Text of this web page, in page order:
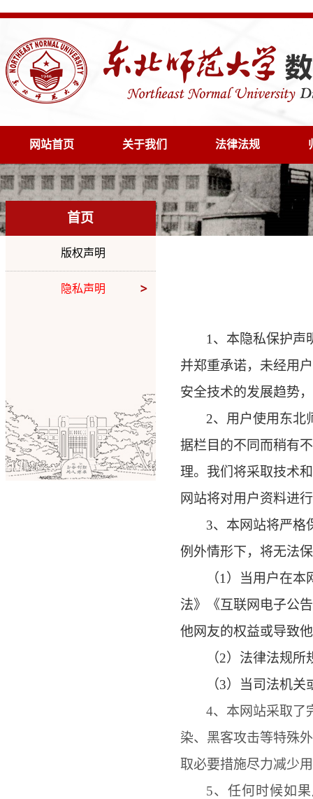
网站首页 关于我们 法律法规
首页
版权声明
隐私声明
1、本隐私保护声
并郑重承诺，未经用
安全技术的发展趋势
2、用户使用东北
据栏目的不同而稍有
理。我们将采取技术
网站将对用户资料进
3、本网站将严格
例外情形下，将无法
（1 ）当用户在本
法》《互联网电子公
他网友的权益或导致
（2）法律法规所
（3）当司法机关
4、本网站采取了
染、黑客攻击等特殊
取必要措施尽力减少
5、任何时候如